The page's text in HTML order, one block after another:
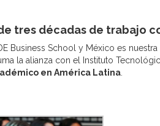
de tres décadas de trabajo
Business School y México es
la alianza con el Instituto
en América Latina.